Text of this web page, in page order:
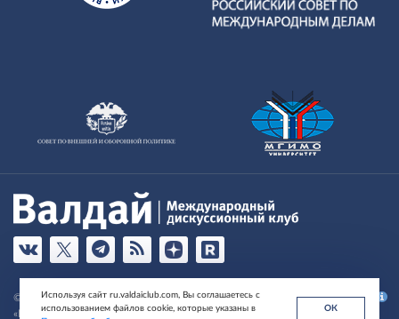
Используя сайт ru.valdaiclub.com, Вы соглашаетесь с
использованием файлов cookie, которые указаны в
ОК
© Фонд развития и поддержки Международного дискуссионного клуба
«Валдай» , 2026